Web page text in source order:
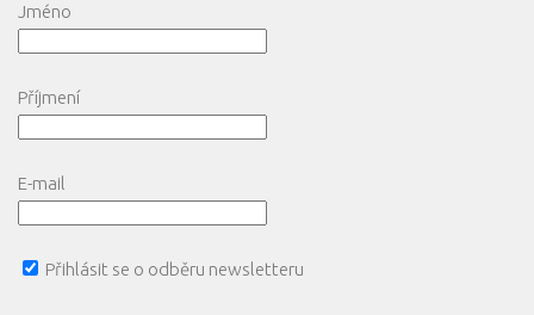
Jméno
Příjmení
E-mail
Přihlásit se o odběru newsletteru